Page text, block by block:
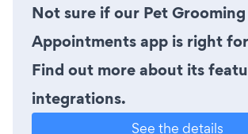
Not sure if our Pet Grooming
Appointments app is right
Find out more about its
integrations.
See the details